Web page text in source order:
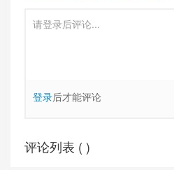
登录后才能评论
评论列表 ( )